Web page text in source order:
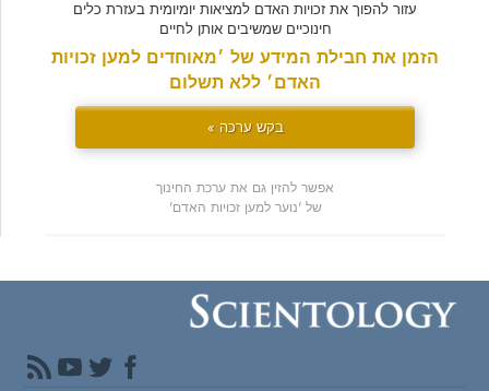
עזור להפוך את זכויות האדם למציאות יומיומית בעזרת כלים
חינוכיים שמשיבים אותן לחיים
הזמן את חבילת המידע של ׳מאוחדים למען זכויות
האדם׳ ללא תשלום
בקש ערכה »
אפשר להזין גם את ערכת החינוך
של 'נוער למען זכויות האדם'